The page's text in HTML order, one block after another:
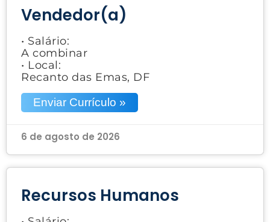
Vendedor(a)
• Salário:
A combinar
• Local:
Recanto das Emas, DF
Enviar Currículo »
6 de agosto de 2026
Recursos Humanos